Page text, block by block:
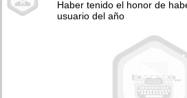
Haber tenido el honor de
usuario del año